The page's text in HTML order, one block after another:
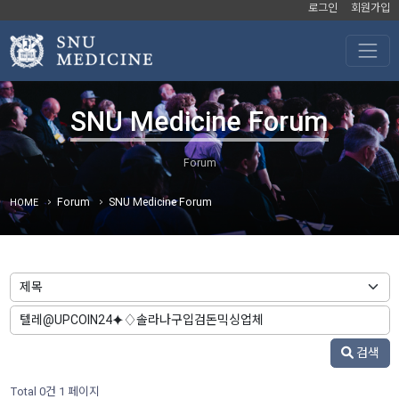
로그인 회원가입
SNU Medicine Forum
HOME Forum SNU Medicine Forum
검색
Total 0건 1 페이지